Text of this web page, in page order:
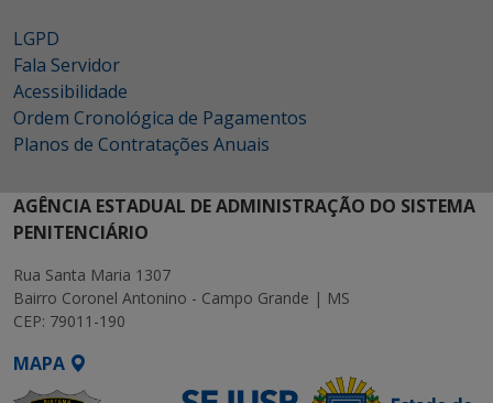
LGPD
Fala Servidor
Acessibilidade
Ordem Cronológica de Pagamentos
Planos de Contratações Anuais
AGÊNCIA ESTADUAL DE ADMINISTRAÇÃO DO SISTEMA
PENITENCIÁRIO
Rua Santa Maria 1307
Bairro Coronel Antonino - Campo Grande | MS
CEP: 79011-190
MAPA